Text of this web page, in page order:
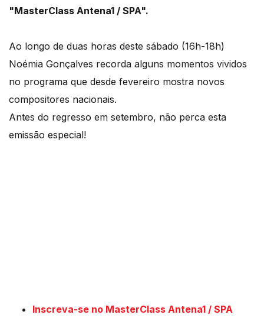
"MasterClass Antena1 / SPA".
Ao longo de duas horas deste sábado (16h-18h)
Noémia Gonçalves recorda alguns momentos vividos
no programa que desde fevereiro mostra novos
compositores nacionais.
Antes do regresso em setembro, não perca esta
emissão especial!
Inscreva-se no MasterClass Antena1 / SPA